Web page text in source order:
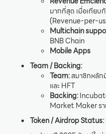
มากที่สุด เมื่อเทียบ
(Revenue-per-
Multichain
BNB Chain
Mobile Apps
Team / Backing:
Team:สมาชิกหลัก
และ HFT
Backing:
Market Maker รา
Token / Airdrop Status: